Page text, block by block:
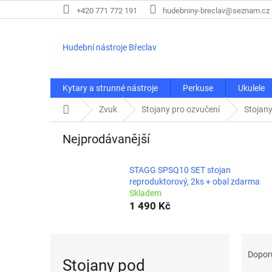
na
+420 771 772 191 hudebniny-breclav@seznam.cz
Hudební nástroje Břeclav
Kytary a strunné nástroje Perkuse Ukulele
Domů Zvuk Stojany pro ozvučení
Nejprodávanější
STAGG SPSQ10 SET stojan
reproduktorový, 2ks + obal zdarma
Skladem
1 490 Kč
Stojany pod